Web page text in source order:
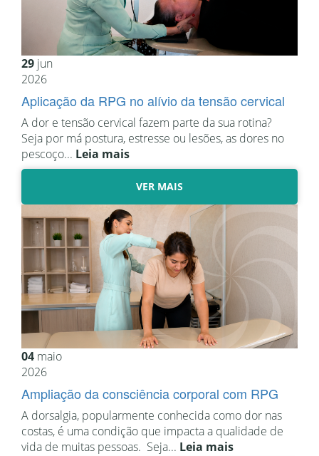
29 jun
2026
Aplicação da RPG no alívio da tensão cervical
A dor e tensão cervical fazem parte da sua rotina?
Seja por má postura, estresse ou lesões, as dores no
pescoço... Leia mais
VER MAIS
04 maio
2026
Ampliação da consciência corporal com RPG
A dorsalgia, popularmente conhecida como dor nas
costas, é uma condição que impacta a qualidade de
vida de muitas pessoas. Seja... Leia mais